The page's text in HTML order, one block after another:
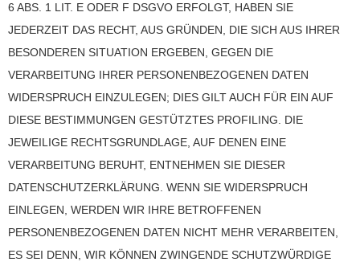
6 ABS. 1 LIT. E ODER F DSGVO ERFOLGT, HABEN SIE
JEDERZEIT DAS RECHT, AUS GRÜNDEN, DIE SICH AUS IHRER
BESONDEREN SITUATION ERGEBEN, GEGEN DIE
VERARBEITUNG IHRER PERSONENBEZOGENEN DATEN
WIDERSPRUCH EINZULEGEN; DIES GILT AUCH FÜR EIN AUF
DIESE BESTIMMUNGEN GESTÜTZTES PROFILING. DIE
JEWEILIGE RECHTSGRUNDLAGE, AUF DENEN EINE
VERARBEITUNG BERUHT, ENTNEHMEN SIE DIESER
DATENSCHUTZERKLÄRUNG. WENN SIE WIDERSPRUCH
EINLEGEN, WERDEN WIR IHRE BETROFFENEN
PERSONENBEZOGENEN DATEN NICHT MEHR VERARBEITEN,
ES SEI DENN, WIR KÖNNEN ZWINGENDE SCHUTZWÜRDIGE